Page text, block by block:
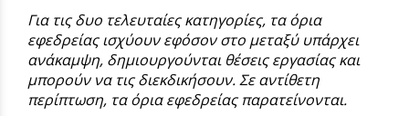
Για τις δυο τελευταίες κατηγορίες, τα όρια
εφεδρείας ισχύουν εφόσον στο μεταξύ υπάρχει
ανάκαμψη, δημιουργούνται θέσεις εργασίας και
μπορούν να τις διεκδικήσουν. Σε αντίθετη
περίπτωση, τα όρια εφεδρείας παρατείνονται.